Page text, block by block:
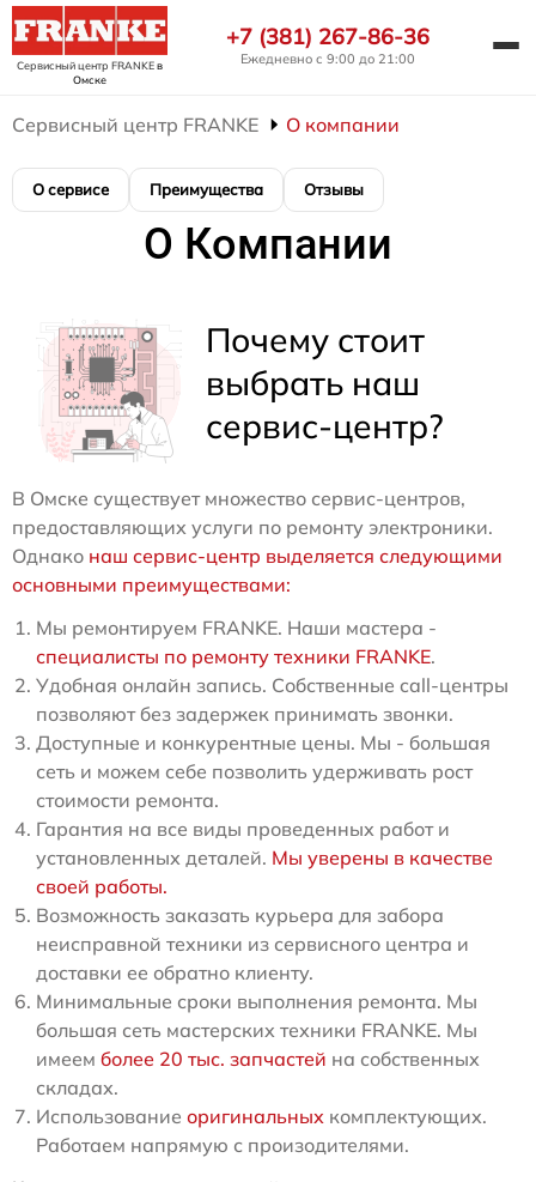
Сервисный центр FRANKEв
Омске
+7 (381) 267-86-36
Ежедневно с 9:00 до 21:00
Сервисный центр FRANKE О компании
О сервисе Преимущества Отзывы
О Компании
Почему стоит
выбрать наш
сервис-центр?
В Омске существует множество сервис-центров,
предоставляющих услуги по ремонту электроники.
Однако наш сервис-центр выделяется следующими
основными преимуществами:
Мы ремонтируем FRANKE. Наши мастера -
специалисты по ремонту техники FRANKE.
Удобная онлайн запись. Собственные call-центры
позволяют без задержек принимать звонки.
Доступные и конкурентные цены. Мы - большая
сеть и можем себе позволить удерживать рост
стоимости ремонта.
Гарантия на все виды проведенных работ и
установленных деталей. Мы уверены в качестве
своей работы.
Возможность заказать курьера для забора
неисправной техники из сервисного центра и
доставки ее обратно клиенту.
Минимальные сроки выполнения ремонта. Мы
большая сеть мастерских техники FRANKE. Мы
имеем более 20 тыс. запчастей на собственных
складах.
Использование оригинальных комплектующих.
Работаем напрямую с произодителями.